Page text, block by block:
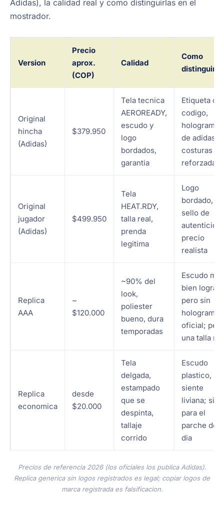
Adidas), la calidad real y como distinguirlas en el
mostrador.
Version
Precio
aprox.
(COP)
Calidad
Como
distinguirla
Original
hincha
(Adidas)
$379.950
Tela tecnica
AEROREADY,
escudo y
logo
bordados,
garantia
Etiqueta
codigo,
holograma
de adidas,
costuras
reforzadas
Original
jugador
(Adidas)
$499.950
Tela
HEAT.RDY,
talla real,
prenda
legitima
Logo
bordado,
sello de
precio
realista
Replica
AAA
~
$120.000
~90% del
look,
poliester
bueno, dura
temporadas
Escudo
bien
pero sin
holograma
oficial; pedi
una talla
Replica
economica
desde
$20.000
Tela
delgada,
estampado
que se
despinta,
tallaje
corrido
Escudo
plastico, se
siente
liviana;
para el
parche del
dia
Precios de referencia 2026 (los oficiales los publica Adidas).
Replica generica sin logos registrados es legal; copiar logos de
marca registrada es falsificacion.